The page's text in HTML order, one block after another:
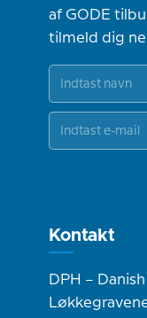
af GODE
tilmeld dig
Kontakt
DPH –